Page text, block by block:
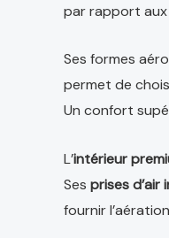
par rapport aux
Ses formes
permet de
Un confort
L’intérieur
Ses prises d’air
fournir